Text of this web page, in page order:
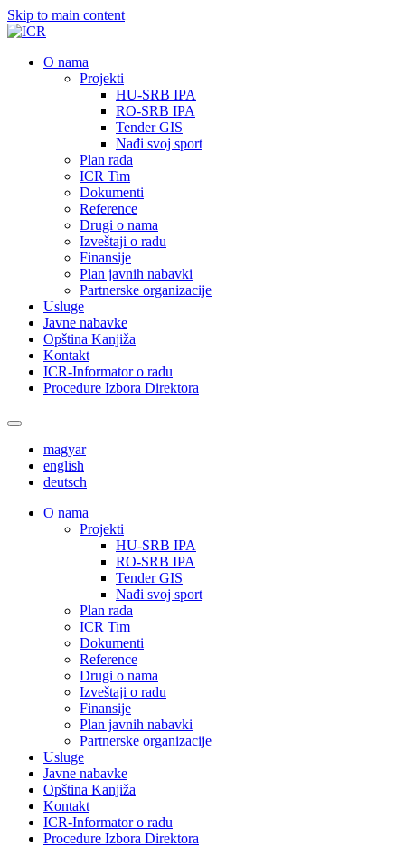
Skip to main content
О nama
Projekti
HU-SRB IPA
RO-SRB IPA
Tender GIS
Nađi svoj sport
Plan rada
ICR Tim
Dokumenti
Reference
Drugi o nama
Izveštaji o radu
Finansije
Plan javnih nabavki
Partnerske organizacije
Usluge
Javne nabavke
Opština Kanjiža
Kontakt
ICR-Informator o radu
Procedure Izbora Direktora
magyar
english
deutsch
О nama
Projekti
HU-SRB IPA
RO-SRB IPA
Tender GIS
Nađi svoj sport
Plan rada
ICR Tim
Dokumenti
Reference
Drugi o nama
Izveštaji o radu
Finansije
Plan javnih nabavki
Partnerske organizacije
Usluge
Javne nabavke
Opština Kanjiža
Kontakt
ICR-Informator o radu
Procedure Izbora Direktora